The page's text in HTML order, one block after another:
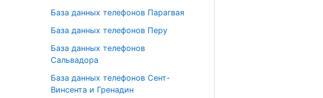
База данных телефонов Парагвая
База данных телефонов Перу
База данных телефонов
Сальвадора
База данных телефонов Сент-
Винсента и Гренадин